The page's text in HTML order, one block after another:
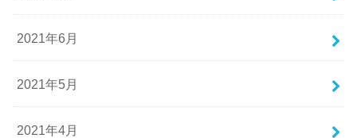
2021年6月
2021年5月
2021年4月